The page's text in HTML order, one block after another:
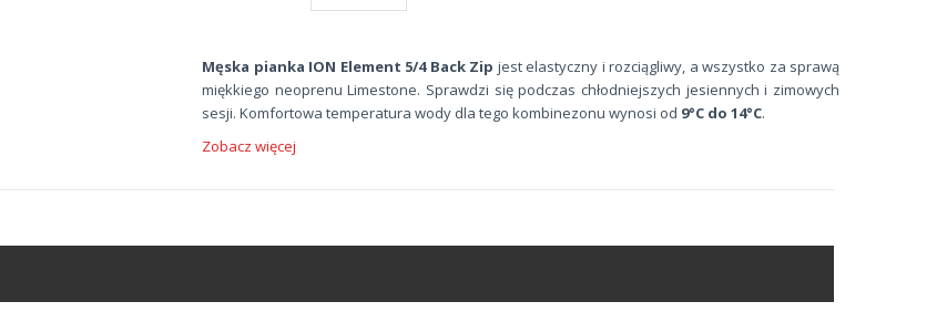
Męska pianka ION Element 5/4 Back Zip jest elastyczny i rozciągliwy, a wszystko za sprawą
miękkiego neoprenu Limestone. Sprawdzi się podczas chłodniejszych jesiennych i zimowych
sesji. Komfortowa temperatura wody dla tego kombinezonu wynosi od 9°C do 14°C.
Zobacz więcej